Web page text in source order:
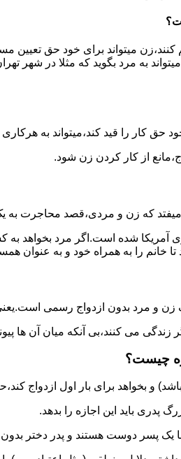
کنند،زن میتواند برای خود حق تعیین
به مرد بگوید که مثلا در شهر
حق کار را قید کند،میتواند به
از کار کردن زن شود.
میفتد که زن و مردی،قصد محاجرت به
آمریکا شده است.اگر مرد
تا خانم را به همراه خود و به عنوان
زن و مرد بدون ازدواج رسمی
زندگی می کنند،بی آنکه میان آن
چیست؟
و بخواهد برای بار اول ازدواج
پدری باید این اجازه را بدهد.
یک پسر دوست هستند و پدر دختر بدون